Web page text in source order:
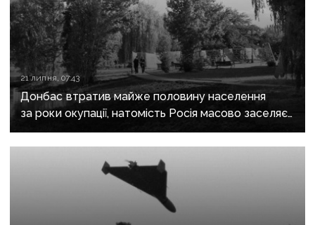
21 липня, 07:43
Донбас втратив майже половину населення
за роки окупації, натомість Росія масово заселяє
регіон своїми громадянами — ГУР